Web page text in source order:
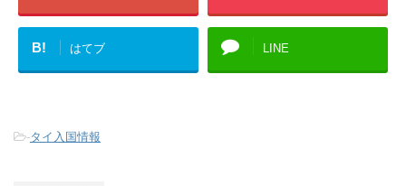
B! はてブ LINE
-タイ入国情報